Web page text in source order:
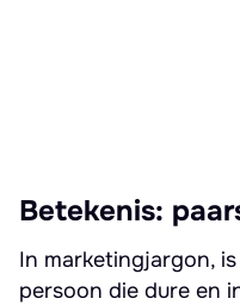
Betekenis:
In marketingjargon,
persoon die dure en